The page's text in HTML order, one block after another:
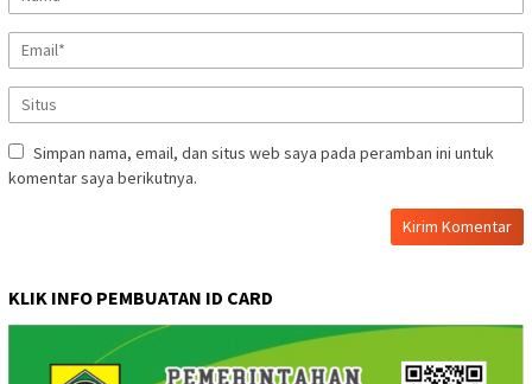
Simpan nama, email, dan situs web saya pada peramban ini untuk
komentar saya berikutnya.
KLIK INFO PEMBUATAN ID CARD